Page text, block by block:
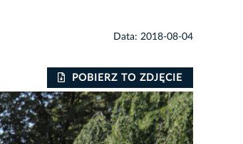
Data: 2018-08-04
POBIERZ TO ZDJĘCIE